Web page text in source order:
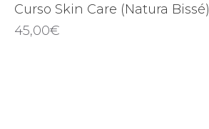
Curso Skin Care (Natura Bissé)
45,00€